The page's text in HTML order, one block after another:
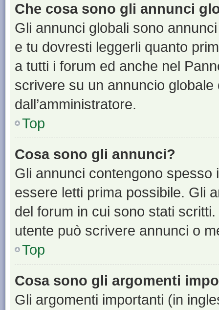
Che cosa sono gli annunci
Gli annunci globali sono
e tu dovresti leggerli quanto
a tutti i forum ed anche nel
scrivere su un annuncio
dall’amministratore.
Top
Cosa sono gli annunci?
Gli annunci contengono
essere letti prima possibile. Gli
del forum in cui sono stati
utente può scrivere annunci o
Top
Cosa sono gli argomenti
Gli argomenti importanti (in